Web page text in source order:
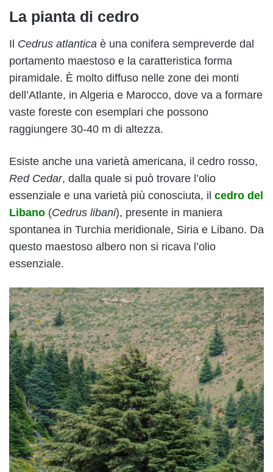
La pianta di cedro
Il Cedrus atlantica è una conifera sempreverde dal
portamento maestoso e la caratteristica forma
piramidale. È molto diffuso nelle zone dei monti
dell’Atlante, in Algeria e Marocco, dove va a formare
vaste foreste con esemplari che possono
raggiungere 30-40 m di altezza.
Esiste anche una varietà americana, il cedro rosso,
Red Cedar, dalla quale si può trovare l’olio
essenziale e una varietà più conosciuta, il cedro del
Libano (Cedrus libani), presente in maniera
spontanea in Turchia meridionale, Siria e Libano. Da
questo maestoso albero non si ricava l’olio
essenziale.